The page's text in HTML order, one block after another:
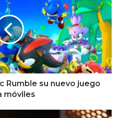
Rumble su nuevo juego
móviles